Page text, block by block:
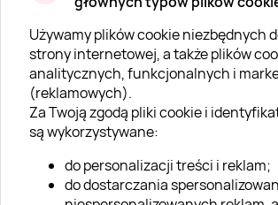
Używamy plików cookie niezbędnych
strony internetowej, a także plików
analitycznych, funkcjonalnych i
(reklamowych).
Za Twoją zgodą pliki cookie i
są wykorzystywane:
do personalizacji treści i reklam;
do dostarczania
O SUPERPREZENTY
O nas
Aktualności
Kariera w Super Prezentach